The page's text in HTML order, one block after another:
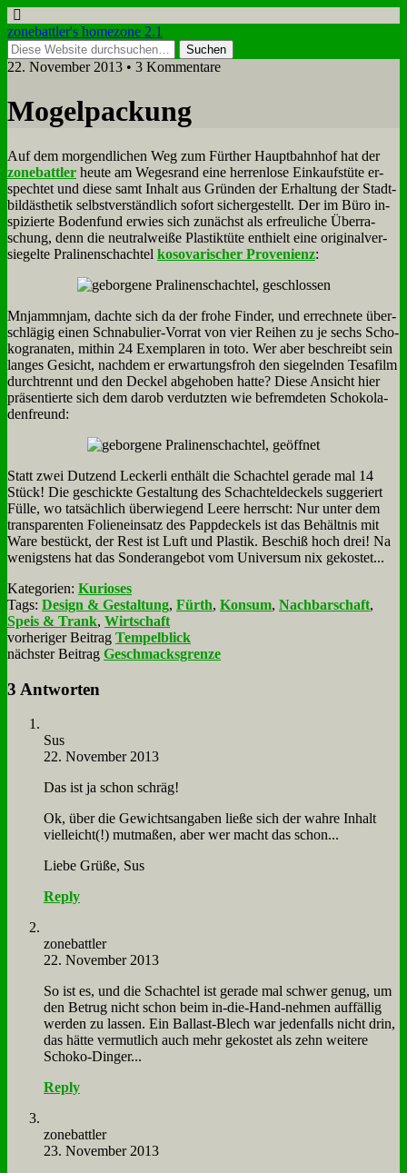
zonebattler's homezone 2.1
22. November 2013 • 3 Kommentare
Mo­gel­packung
Auf dem mor­gend­li­chen Weg zum Für­ther Haupt­bahn­hof hat der
zone­batt­ler heu­te am We­ges­rand ei­ne her­ren­lo­se Ein­kaufs­tü­te er­
spech­tet und die­se samt In­halt aus Grün­den der Er­hal­tung der Stadt­
bild­äs­the­tik selbst­ver­ständ­lich so­fort si­cher­ge­stellt. Der im Bü­ro in­
spi­zier­te Bo­den­fund er­wies sich zu­nächst als er­freu­li­che Über­ra­
schung, denn die neu­tral­wei­ße Pla­stik­tü­te ent­hielt ei­ne ori­gi­nal­ver­
sie­gel­te Pra­li­nen­schach­tel ko­so­va­ri­scher Pro­ve­ni­enz:
Mnjammnjam, dach­te sich da der fro­he Fin­der, und er­rech­ne­te über­
schlä­gig ei­nen Schna­bu­lier-Vor­rat von vier Rei­hen zu je sechs Scho­
ko­gra­na­ten, mit­hin 24 Ex­em­pla­ren in to­to. Wer aber be­schreibt sein
lan­ges Ge­sicht, nach­dem er er­war­tungs­froh den sie­geln­den Te­sa­film
durch­trennt und den Deckel ab­ge­ho­ben hat­te? Die­se An­sicht hier
prä­sen­tier­te sich dem dar­ob ver­dutz­ten wie be­frem­de­ten Scho­ko­la­
den­freund:
Statt zwei Dut­zend Lecker­li ent­hält die Schach­tel ge­ra­de mal 14
Stück! Die ge­schick­te Ge­stal­tung des Schach­tel­deckels sug­ge­riert
Fül­le, wo tat­säch­lich über­wie­gend Lee­re herrscht: Nur un­ter dem
trans­pa­ren­ten Fo­li­en­ein­satz des Papp­deckels ist das Be­hält­nis mit
Wa­re be­stückt, der Rest ist Luft und Pla­stik. Be­schiß hoch drei! Na
we­nig­stens hat das Son­der­an­ge­bot vom Uni­ver­sum nix ge­ko­stet...
Kategorien: Kurioses
Tags: Design & Gestaltung, Fürth, Konsum, Nachbarschaft,
Speis & Trank, Wirtschaft
vorheriger Beitrag Tempelblick
nächster Beitrag Geschmacksgrenze
3 Antworten
Sus
22. November 2013
Das ist ja schon schräg!
Ok, über die Ge­wichts­an­ga­ben lie­ße sich der wah­re In­halt
viel­leicht(!) mut­ma­ßen, aber wer macht das schon...
Lie­be Grü­ße, Sus
Reply
zone­batt­ler
22. November 2013
So ist es, und die Schach­tel ist ge­ra­de mal schwer ge­nug, um
den Be­trug nicht schon beim in-die-Hand-neh­men auf­fäl­lig
wer­den zu las­sen. Ein Bal­last-Blech war je­den­falls nicht drin,
das hät­te ver­mut­lich auch mehr ge­ko­stet als zehn wei­te­re
Scho­ko-Din­ger...
Reply
zone­batt­ler
23. November 2013